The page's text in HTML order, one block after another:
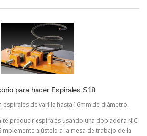
para hacer Espirales S18
espirales de varilla hasta 16mm de diámetro.
producir espirales usando una dobladora NIC
ajústelo a la mesa de trabajo de la